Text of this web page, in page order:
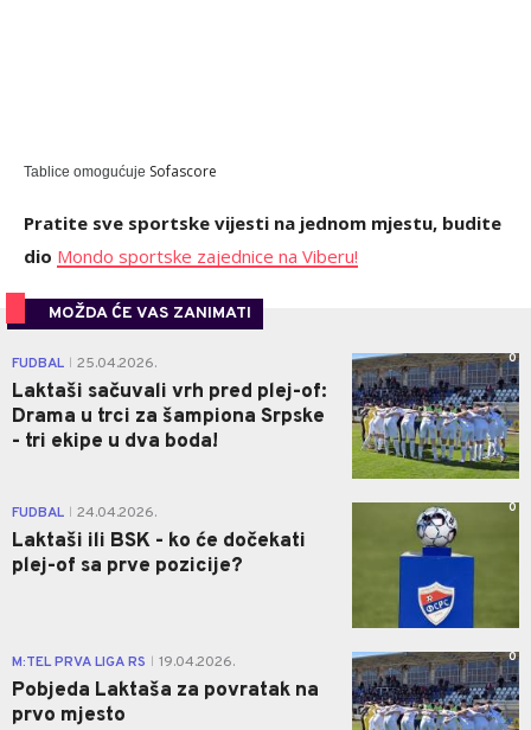
Tablice omogućuje Sofascore
Pratite sve sportske vijesti na jednom mjestu, budite
dio Mondo sportske zajednice na Viberu!
MOŽDA ĆE VAS ZANIMATI
FUDBAL 25.04.2026.
Laktaši sačuvali vrh pred plej-of:
Drama u trci za šampiona Srpske
- tri ekipe u dva boda!
0
FUDBAL 24.04.2026.
Laktaši ili BSK - ko će dočekati
plej-of sa prve pozicije?
0
M:TEL PRVA LIGA RS 19.04.2026.
Pobjeda Laktaša za povratak na
prvo mjesto
0